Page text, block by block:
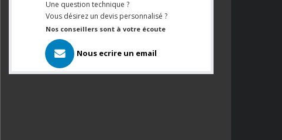
Une question technique ?
Vous désirez un devis personnalisé ?
Nos conseillers sont à votre écoute
Nous ecrire un email